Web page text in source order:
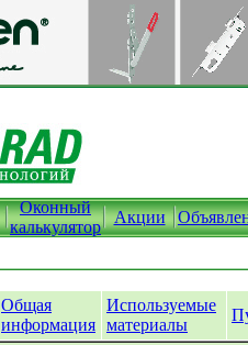
Оконный
калькулятор
Акции
Общая
информация
Используемые
материалы